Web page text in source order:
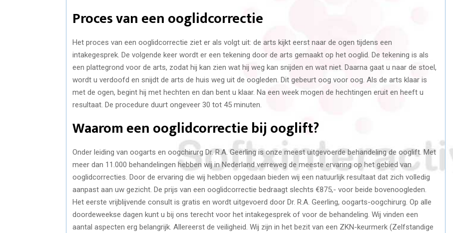
Proces van een ooglidcorrectie
Het proces van een ooglidcorrectie ziet er als volgt uit: de arts kijkt eerst naar de ogen tijdens een
intakegesprek. De volgende keer wordt er een tekening door de arts gemaakt op het ooglid. De tekening is als
een plattegrond voor de arts, zodat hij kan zien wat hij weg kan snijden en wat niet. Daarna gaat u naar de stoel,
wordt u verdoofd en snijdt de arts de huis weg uit de oogleden. Dit gebeurt oog voor oog. Als de arts klaar is
met de ogen, begint hij met hechten en dan bent u klaar. Na een week mogen de hechtingen eruit en heeft u
resultaat. De procedure duurt ongeveer 30 tot 45 minuten.
Waarom een ooglidcorrectie bij ooglift?
Onder leiding van oogarts en oogchirurg Dr. R.A. Geerling is onze meest uitgevoerde behandeling de ooglift. Met
meer dan 11.000 behandelingen hebben wij in Nederland verreweg de meeste ervaring op het gebied van
ooglidcorrecties. Door de ervaring die wij hebben opgedaan bieden wij een natuurlijk resultaat dat zich volledig
aanpast aan uw gezicht. De prijs van een ooglidcorrectie bedraagt slechts €875,- voor beide bovenoogleden.
Het eerste vrijblijvende consult is gratis en wordt uitgevoerd door Dr. R.A. Geerling, oogarts-oogchirurg. Op alle
doordeweekse dagen kunt u bij ons terecht voor het intakegesprek of voor de behandeling. Wij vinden een
aantal aspecten erg belangrijk. Allereerst de veiligheid. Wij zijn in het bezit van een ZKN-keurmerk (Zelfstandige